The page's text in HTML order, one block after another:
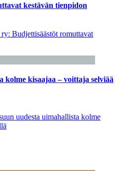
kestävän tienpidon
Budjettisäästöt romuttavat
kolme kisaajaa – voittaja selviää
uudesta uimahallista kolme